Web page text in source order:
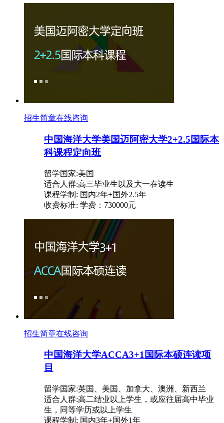
招生简章在线咨询
中国海洋大学美国迈阿密大学2+2.5国际本
科课程定向班
留学国家:美国
适合人群:高三毕业生以及大一在读生
课程学制: 国内2年+国外2.5年
收费标准: 学费：730000元
招生简章在线咨询
中国海洋大学ACCA3+1国际本硕连读项
目
留学国家:英国、美国、加拿大、澳洲、新西兰
适合人群:高二结业以上学生，或应往届高中毕业
生，同等学历或以上学生
课程学制: 国内3年+国外1年